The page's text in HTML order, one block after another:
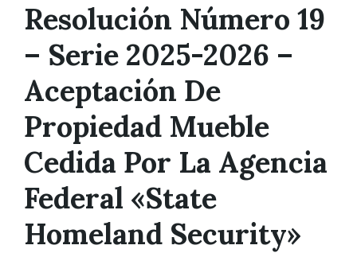
Resolución Número 19
– Serie 2025-2026 –
Aceptación De
Propiedad Mueble
Cedida Por La Agencia
Federal «State
Homeland Security»